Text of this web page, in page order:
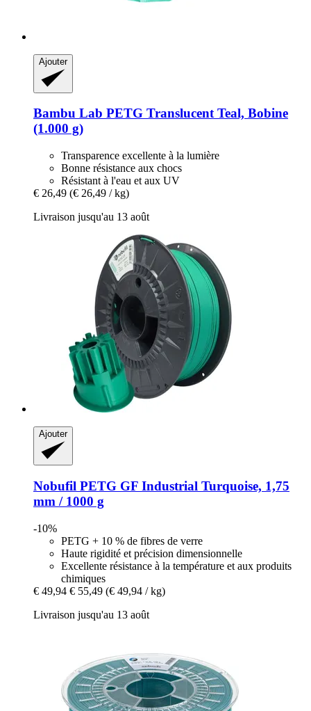
Ajouter
Bambu Lab PETG Translucent Teal, Bobine
(1.000 g)
Transparence excellente à la lumière
Bonne résistance aux chocs
Résistant à l'eau et aux UV
€ 26,49 (€ 26,49 / kg)
Livraison jusqu'au 13 août
Ajouter
Nobufil PETG GF Industrial Turquoise, 1,75
mm / 1000 g
-10%
PETG + 10 % de fibres de verre
Haute rigidité et précision dimensionnelle
Excellente résistance à la température et aux produits
chimiques
€ 49,94 € 55,49 (€ 49,94 / kg)
Livraison jusqu'au 13 août